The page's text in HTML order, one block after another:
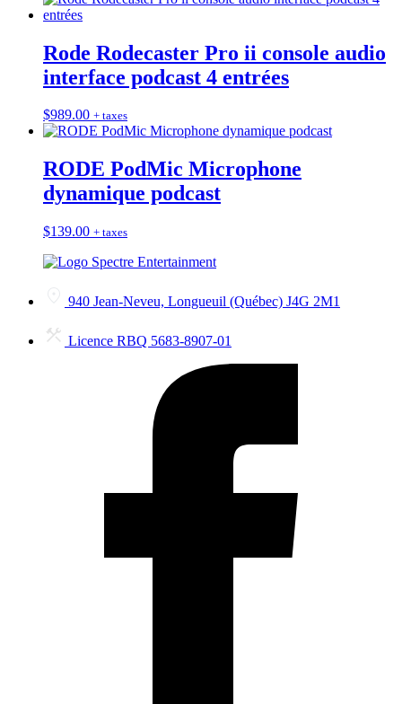
Rode Rodecaster Pro ii console audio
interface podcast 4 entrées
$989.00 + taxes
RODE PodMic Microphone
dynamique podcast
$139.00 + taxes
940 Jean-Neveu, Longueuil (Québec) J4G 2M1
Licence RBQ 5683-8907-01